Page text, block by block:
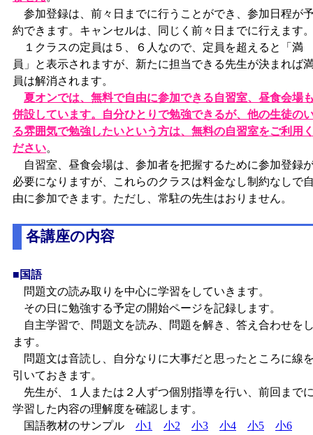
参加登録は、前々日までに行うことができ、参加日程が
約できます。キャンセルは、同じく前々日までに行えます
１クラスの定員は５、６人なので、定員を超えると「満
員」と表示されますが、新たに担当できる先生が決まれば
員は解消されます。
夏オンでは、無料で自由に参加できる自習室、昼食会場
併設しています。自分ひとりで勉強できるが、他の生徒の
る雰囲気で勉強したいという方は、無料の自習室をご利用
ださい。
自習室、昼食会場は、参加者を把握するために参加登録
必要になりますが、これらのクラスは料金なし制約なしで
由に参加できます。ただし、常駐の先生はおりません。
各講座の内容
■国語
問題文の読み取りを中心に学習をしていきます。
その日に勉強する予定の開始ページを記録します。
自主学習で、問題文を読み、問題を解き、答え合わせを
ます。
問題文は音読し、自分なりに大事だと思ったところに線
引いておきます。
先生が、１人または２人ずつ個別指導を行い、前回まで
学習した内容の理解度を確認します。
国語教材のサンプル 小1 小2 小3 小4 小5 小6